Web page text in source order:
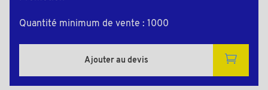
Quantité minimum de vente : 1000
Ajouter au devis